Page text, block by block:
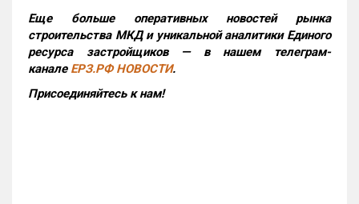
Еще больше оперативных новостей рынка
строительства МКД и уникальной аналитики Единого
ресурса застройщиков — в нашем телеграм-
канале ЕРЗ.РФ НОВОСТИ.
Присоединяйтесь к нам!